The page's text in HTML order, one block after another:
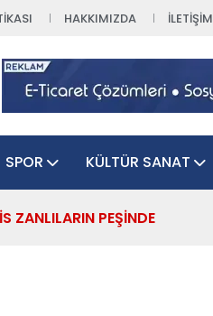
HAKKIMIZDA İLETIŞIM
SPOR KÜLTÜR SANAT
ZANLILARIN PEŞINDE